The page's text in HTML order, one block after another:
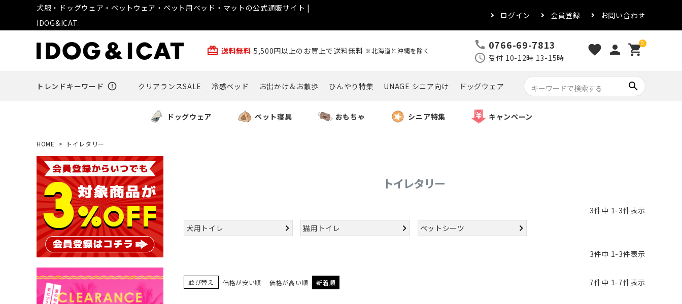
犬服・ドッグウェア・ペットウェア・ペット用ベッド・マットの公式通販サイト |
IDOG&ICAT
ログイン 会員登録 お問い合わせ
card_giftcard 送料無料 5,500円以上のお買上で送料無料 ※北海道と沖縄を除く call 0766-69-7813
schedule 受付 10-12時 13-15時
favorite person 0
shopping_cart
トレンドキーワード error_outline クリアランスSALE 冷感ベッド お出かけ＆お散歩 ひんやり特集 UNAGE シニア向け ドッグウェア search
ドッグウェア ペット寝具 おもちゃ シニア特集 キャンペーン
HOME トイレタリー
トイレタリー
3件中 1-3件表示
犬用トイレ
猫用トイレ ペットシーツ
3件中 1-3件表示
並び替え 価格が安い順 価格が高い順 新着順 7件中 1-7件表示